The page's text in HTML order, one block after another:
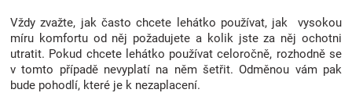
Vždy zvažte, jak často chcete lehátko používat, jak vysokou
míru komfortu od něj požadujete a kolik jste za něj ochotni
utratit. Pokud chcete lehátko používat celoročně, rozhodně se
v tomto případě nevyplatí na něm šetřit. Odměnou vám pak
bude pohodlí, které je k nezaplacení.